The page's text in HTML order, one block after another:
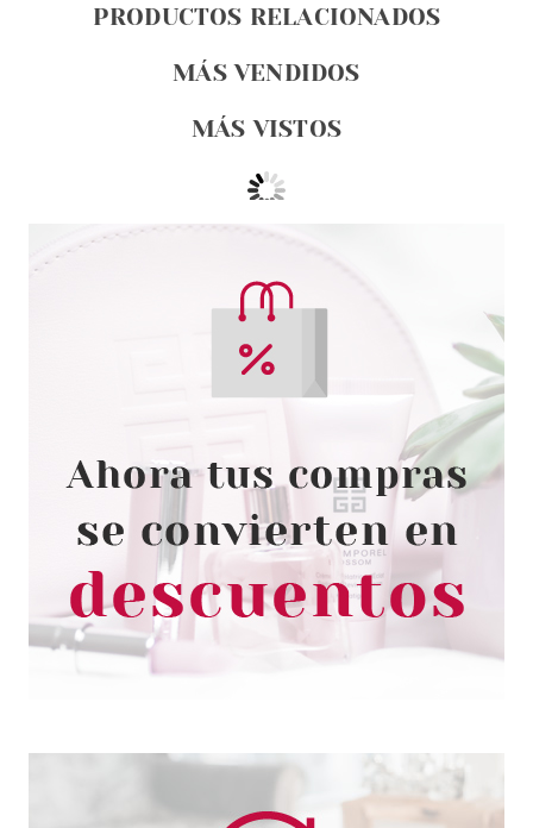
PRODUCTOS RELACIONADOS
MÁS VENDIDOS
MÁS VISTOS
THUYA
THUYA DESMAQUILLADOR DE
OJOS CURCUMA 200 ML
Pvr 15.70€
-31%
desde
10.90€